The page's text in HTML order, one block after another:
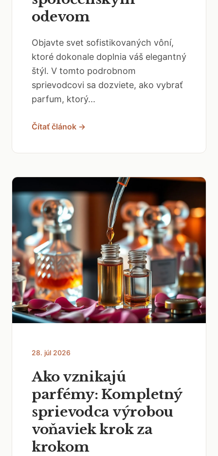
odevom
Objavte svet sofistikovaných vôní,
ktoré dokonale doplnia váš elegantný
štýl. V tomto podrobnom
sprievodcovi sa dozviete, ako vybrať
parfum, ktorý...
Čítať článok →
28. júl 2026
Ako vznikajú
parfémy: Kompletný
sprievodca výrobou
voňaviek krok za
krokom